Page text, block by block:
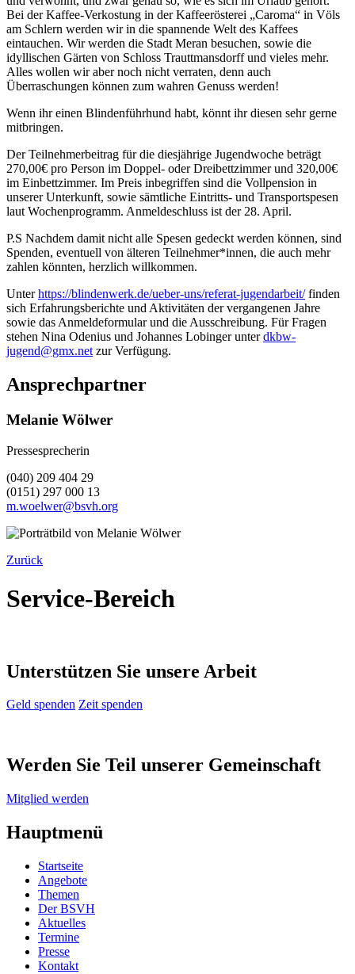
Bei der Kaffee-Verkostung in der Kaffeerösterei „Caroma“ in Völs
am Schlern werden wir in die spannende Welt des Kaffees
eintauchen. Wir werden die Stadt Meran besuchen, sowie die
idyllischen Gärten von Schloss Trauttmansdorff und vieles mehr.
Alles wollen wir aber noch nicht verraten, denn auch
Überraschungen können zum wahren Genuss werden!
Wenn ihr einen Blindenführhund habt, könnt ihr diesen sehr gerne
mitbringen.
Der Teilnehmerbeitrag für die diesjährige Jugendwoche beträgt
270,00€ pro Person im Doppel- oder Dreibettzimmer und 320,00€
im Einbettzimmer. Im Preis inbegriffen sind die Vollpension in
unserer Unterkunft, sowie sämtliche Eintritts- und Transportspesen
laut Wochenprogramm. Anmeldeschluss ist der 28. April.
P.S Nachdem damit nicht alle Spesen gedeckt werden können, sind
Spenden, eventuell von älteren Teilnehmer*innen, die auch mehr
zahlen könnten, herzlich willkommen.
Unterhttps://blindenwerk.de/ueber-uns/referat-jugendarbeit/finden
sich Erfahrungsberichte und Aktivitäten der vergangenen Jahre
sowie das Anmeldeformular und die Ausschreibung. Für Fragen
stehen Nina Odenius und Johannes Lobinger unterdkbw-
jugend@gmx.net zur Verfügung.
Ansprechpartner
Melanie Wölwer
Pressesprecherin
(040) 209 404 29
(0151) 297 000 13
m.woelwer@bsvh.org
Zurück
Service-Bereich
Unterstützen Sie unsere Arbeit
Geld spenden Zeit spenden
Werden Sie Teil unserer Gemeinschaft
Mitglied werden
Hauptmenü
Startseite
Angebote
Themen
Der BSVH
Aktuelles
Termine
Presse
Kontakt